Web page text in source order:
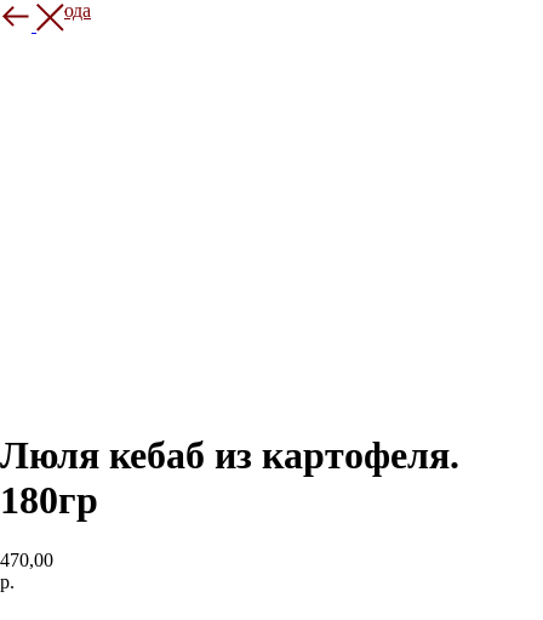
Еще блюда
Люля кебаб из картофеля.
180гр
470,00
р.